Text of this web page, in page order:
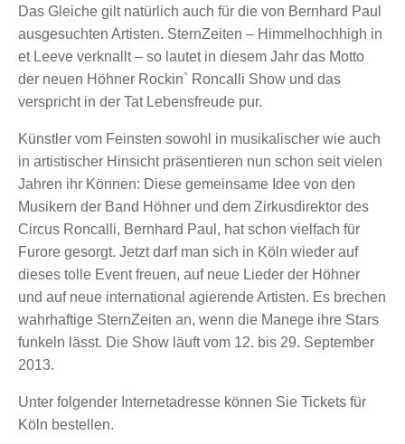
Das Gleiche gilt natürlich auch für die von Bernhard Paul
ausgesuchten Artisten. SternZeiten – Himmelhochhigh in
et Leeve verknallt – so lautet in diesem Jahr das Motto
der neuen Höhner Rockin` Roncalli Show und das
verspricht in der Tat Lebensfreude pur.
Künstler vom Feinsten sowohl in musikalischer wie auch
in artistischer Hinsicht präsentieren nun schon seit vielen
Jahren ihr Können: Diese gemeinsame Idee von den
Musikern der Band Höhner und dem Zirkusdirektor des
Circus Roncalli, Bernhard Paul, hat schon vielfach für
Furore gesorgt. Jetzt darf man sich in Köln wieder auf
dieses tolle Event freuen, auf neue Lieder der Höhner
und auf neue international agierende Artisten. Es brechen
wahrhaftige SternZeiten an, wenn die Manege ihre Stars
funkeln lässt. Die Show läuft vom 12. bis 29. September
2013.
Unter folgender Internetadresse können Sie Tickets für
Köln bestellen.